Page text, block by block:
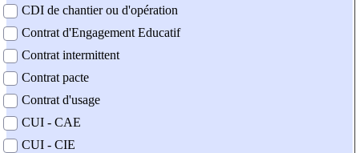
CDI de chantier ou d'opération
Contrat d'Engagement Educatif
Contrat intermittent
Contrat pacte
Contrat d'usage
CUI - CAE
CUI - CIE